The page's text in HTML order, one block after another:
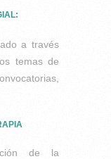
a través
temas de
de la